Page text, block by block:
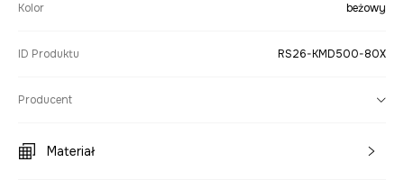
Kolor beżowy
ID Produktu RS26-KMD500-80X
Producent
Materiał